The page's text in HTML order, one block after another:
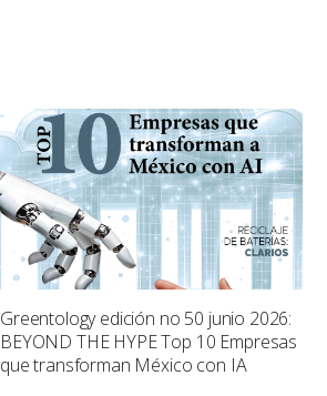
Greentology edición no 50 junio 2026:
BEYOND THE HYPE Top 10 Empresas
que transforman México con IA